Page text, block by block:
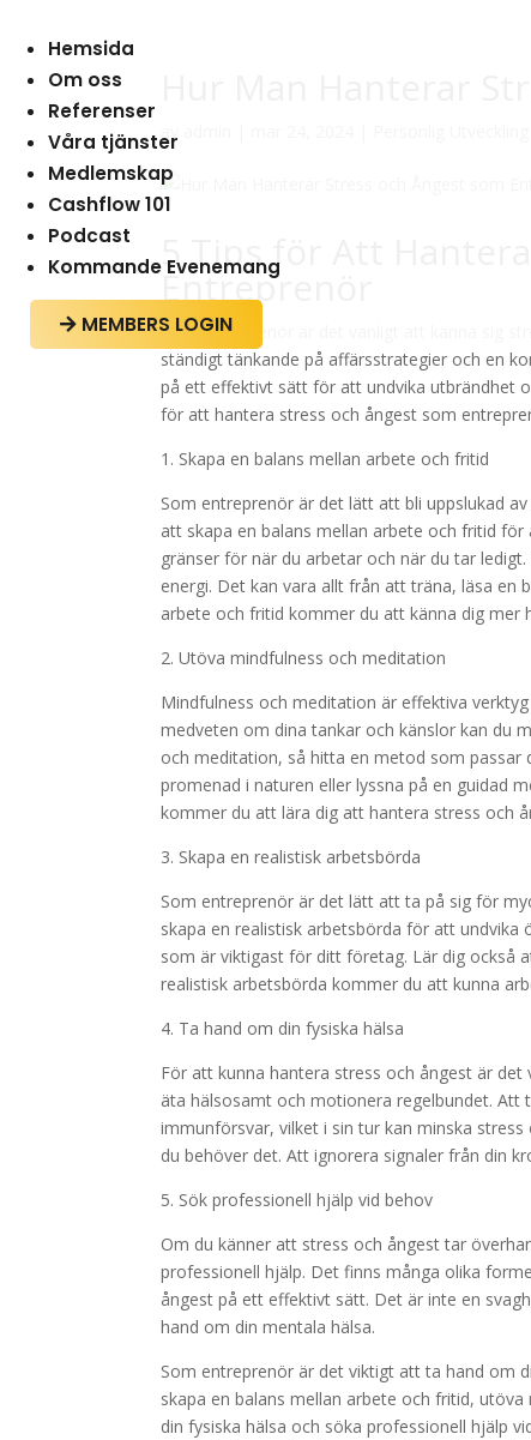
Hemsida
Om oss
Referenser
Våra tjänster
Medlemskap
Cashflow 101
Podcast
Kommande Evenemang
 MEMBERS LOGIN
5 Tips för Att
Entreprenör
Som entreprenör är det vanligt att känna sig
ständigt tänkande på affärsstrategier och en
på ett effektivt sätt för att undvika utbrändhet
för att hantera stress och ångest som
1. Skapa en balans mellan arbete och fritid
Som entreprenör är det lätt att bli uppslukad
att skapa en balans mellan arbete och fritid
gränser för när du arbetar och när du tar
energi. Det kan vara allt från att träna, läsa en
arbete och fritid kommer du att känna dig
2. Utöva mindfulness och meditation
Mindfulness och meditation är effektiva
medveten om dina tankar och känslor kan du
och meditation, så hitta en metod som passar
promenad i naturen eller lyssna på en guidad
kommer du att lära dig att hantera stress och
3. Skapa en realistisk arbetsbörda
Som entreprenör är det lätt att ta på sig för
skapa en realistisk arbetsbörda för att
som är viktigast för ditt företag. Lär dig också
realistisk arbetsbörda kommer du att kunna
4. Ta hand om din fysiska hälsa
För att kunna hantera stress och ångest är
äta hälsosamt och motionera regelbundet.
immunförsvar, vilket i sin tur kan minska
du behöver det. Att ignorera signaler från din
5. Sök professionell hjälp vid behov
Om du känner att stress och ångest tar
professionell hjälp. Det finns många olika
ångest på ett effektivt sätt. Det är inte en
hand om din mentala hälsa.
Som entreprenör är det viktigt att ta hand om
skapa en balans mellan arbete och fritid,
din fysiska hälsa och söka professionell hjälp